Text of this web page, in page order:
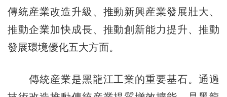
傳統産業改造升級、推動新興産業發展壯大、
推動企業加快成長、推動創新能力提升、推動
發展環境優化五大方面。
傳統産業是黑龍江工業的重要基石。通過